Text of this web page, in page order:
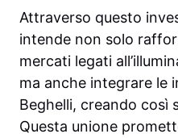
Attraverso questo
intende non solo
mercati legati
ma anche integrare le
Beghelli, creando così
Questa unione